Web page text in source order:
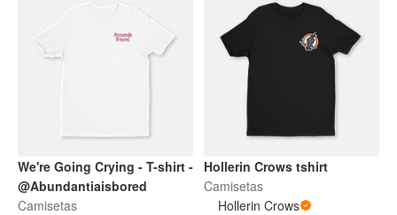
We're Going Crying - T-shirt -
@Abundantiaisbored
Camisetas
Hollerin Crows tshirt
Camisetas
Hollerin Crows